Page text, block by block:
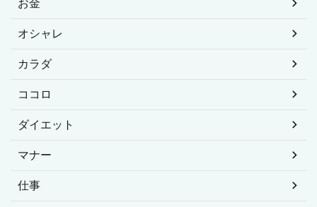
オシャレ
カラダ
ココロ
ダイエット
マナー
仕事